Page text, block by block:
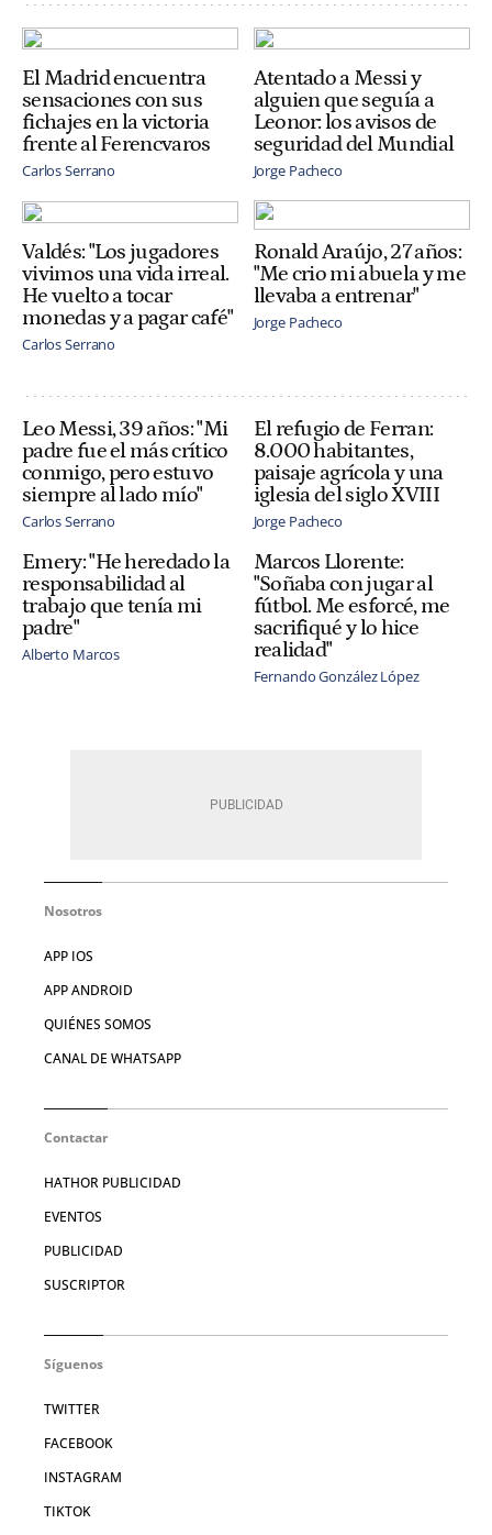
El Madrid encuentra
sensaciones con sus
fichajes en la victoria
frente al Ferencvaros
Carlos Serrano
Atentado a Messi y
alguien que seguía a
Leonor: los avisos de
seguridad del Mundial
Jorge Pacheco
Valdés: "Los jugadores
vivimos una vida irreal.
He vuelto a tocar
monedas y a pagar café"
Carlos Serrano
Ronald Araújo, 27 años:
"Me crio mi abuela y me
llevaba a entrenar"
Jorge Pacheco
Leo Messi, 39 años: "Mi
padre fue el más crítico
conmigo, pero estuvo
siempre al lado mío"
Carlos Serrano
El refugio de Ferran:
8.000 habitantes,
paisaje agrícola y una
iglesia del siglo XVIII
Jorge Pacheco
Emery: "He heredado la
responsabilidad al
trabajo que tenía mi
padre"
Alberto Marcos
Marcos Llorente:
"Soñaba con jugar al
fútbol. Me esforcé, me
sacrifiqué y lo hice
realidad"
Fernando González López
Nosotros
APP IOS
APP ANDROID
QUIÉNES SOMOS
CANAL DE WHATSAPP
Contactar
HATHOR PUBLICIDAD
EVENTOS
PUBLICIDAD
SUSCRIPTOR
Síguenos
TWITTER
FACEBOOK
INSTAGRAM
TIKTOK